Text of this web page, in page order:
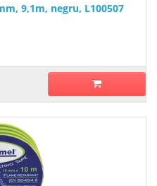
9,1m, negru, L100507